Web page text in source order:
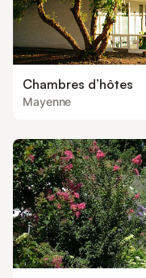
Chambres d’hôtes
Mayenne